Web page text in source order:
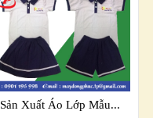
Sản Xuất Áo Lớp Mẫu...